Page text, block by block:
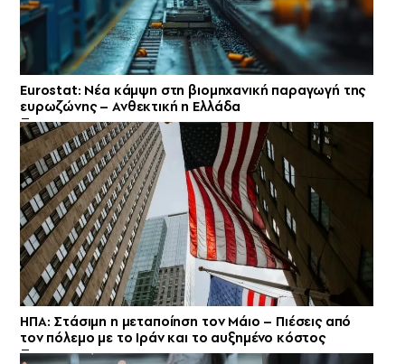
Eurostat: Νέα κάμψη στη βιομηχανική παραγωγή της
ευρωζώνης – Ανθεκτική η Ελλάδα
ΗΠΑ: Στάσιμη η μεταποίηση τον Μάιο – Πιέσεις από
τον πόλεμο με το Ιράν και το αυξημένο κόστος